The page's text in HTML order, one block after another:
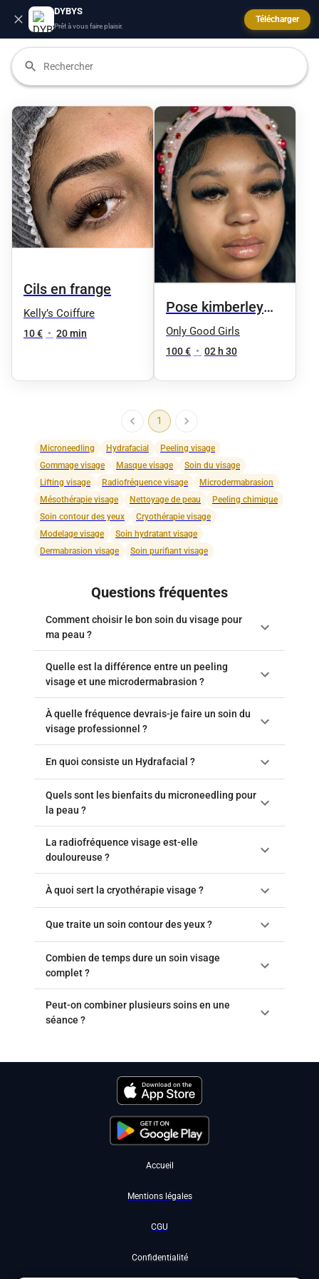
DYBYS
Prêt à vous faire plaisir.
Télécharger
Cils en frange
Kelly’s Coiffure
10 € • 20 min
Pose kimberley
(mega volume +
bottom lashes)
Only Good Girls
100 € • 02 h 30
1
Microneedling Hydrafacial
Peeling visage
Gommage visage
Masque visage
Soin du visage
Lifting visage
Radiofréquence visage
Microdermabrasion
Mésothérapie visage
Nettoyage de peau
Peeling chimique
Soin contour des yeux
Cryothérapie visage
Modelage visage
Soin hydratant visage
Dermabrasion visage
Soin purifiant visage
Questions fréquentes
Comment choisir le bon soin du visage pour
ma peau ?
Quelle est la différence entre un peeling
visage et une microdermabrasion ?
À quelle fréquence devrais-je faire un soin du
visage professionnel ?
En quoi consiste un Hydrafacial ?
Quels sont les bienfaits du microneedling pour
la peau ?
La radiofréquence visage est-elle
douloureuse ?
À quoi sert la cryothérapie visage ?
Que traite un soin contour des yeux ?
Combien de temps dure un soin visage
complet ?
Peut-on combiner plusieurs soins en une
séance ?
Accueil
Mentions légales
CGU
Confidentialité